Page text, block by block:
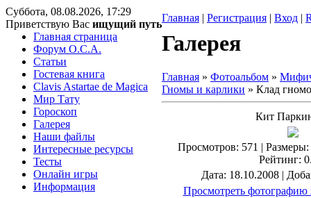
Суббота, 08.08.2026, 17:29
Приветствую Вас ищущий путь
Главная | Регистрация | Вход |
Главная страница
Форум O.C.A.
Статьи
Гостевая книга
Clavis Astartae de Magica
Мир Тату
Гороскоп
Галерея
Наши файлы
Интересные ресурсы
Тесты
Онлайн игры
Информация
Галерея
Главная » Фотоальбом »
Гномы и карлики » Клад
Кит
Просмотров: 571 | Размеры
Рейтинг:
Дата: 18.10.2008 |
Просмотреть фотографию